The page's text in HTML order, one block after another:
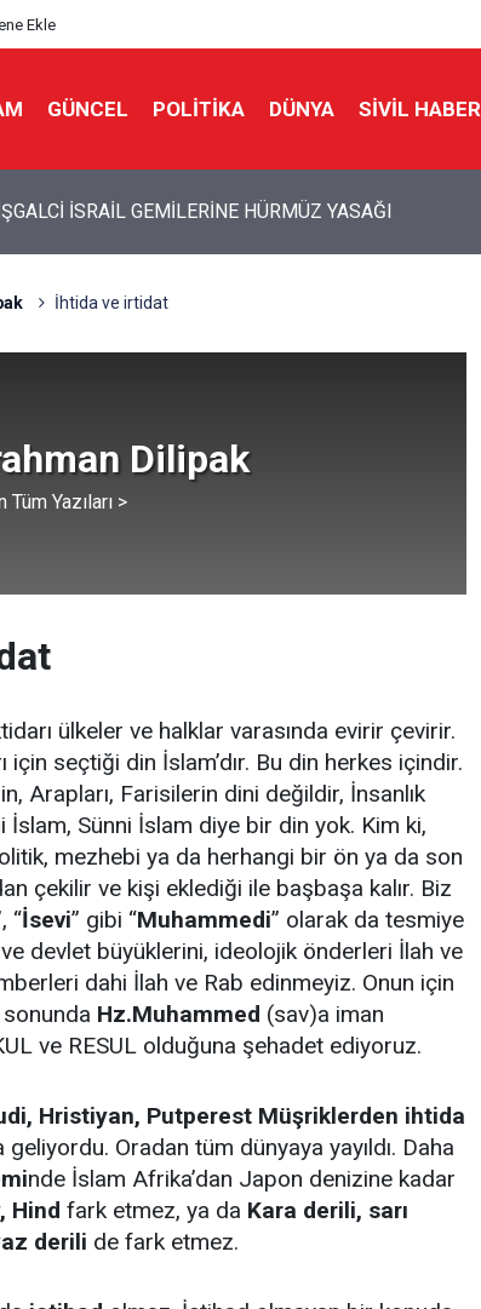
Ekle
GÜNCEL POLITIKA DÜNYA SIVIL HABER
İRAN PLANI DUVARA TOSLADI
İhtida ve irtidat
Dilipak
Tüm Yazıları >
ülkeler ve halklar varasında evirir çevirir.
için seçtiği din İslam’dır. Bu din herkes içindir.
Arapları, Farisilerin dini değildir, İnsanlık
İslam, Sünni İslam diye bir din yok. Kim ki,
mezhebi ya da herhangi bir ön ya da son
çekilir ve kişi eklediği ile başbaşa kalır. Biz
“İsevi” gibi “Muhammedi” olarak da tesmiye
ve devlet büyüklerini, ideolojik önderleri İlah ve
dahi İlah ve Rab edinmeyiz. Onun için
Hz.Muhammed (sav)a iman
ve RESUL olduğuna şehadet ediyoruz.
Hristiyan, Putperest Müşriklerden ihtida
geliyordu. Oradan tüm dünyaya yayıldı. Daha
nde İslam Afrika’dan Japon denizine kadar
Hind fark etmez, ya da Kara derili, sarı
derili de fark etmez.